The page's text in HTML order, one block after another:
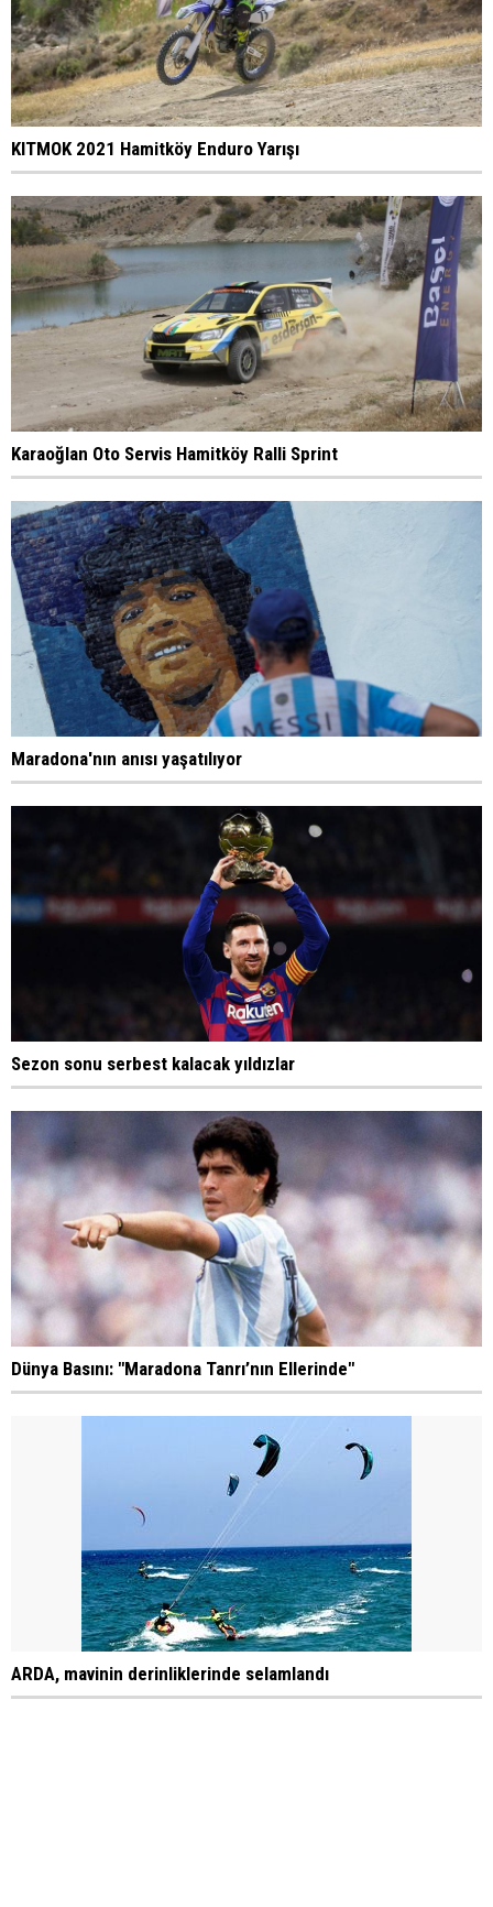
KITMOK 2021 Hamitköy Enduro Yarışı
Karaoğlan Oto Servis Hamitköy Ralli Sprint
Maradona'nın anısı yaşatılıyor
Sezon sonu serbest kalacak yıldızlar
Dünya Basını: "Maradona Tanrı’nın Ellerinde"
ARDA, mavinin derinliklerinde selamlandı